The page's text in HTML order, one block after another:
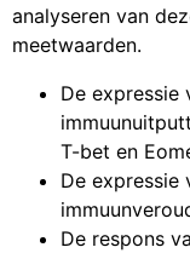
analyseren van
meetwaarden.
De expressie
T-bet en
De expressie
De respons